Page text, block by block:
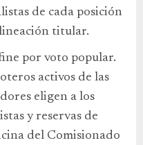
de cada posición
titular.
por voto popular.
activos de las
eligen a los
y reservas de
del Comisionado